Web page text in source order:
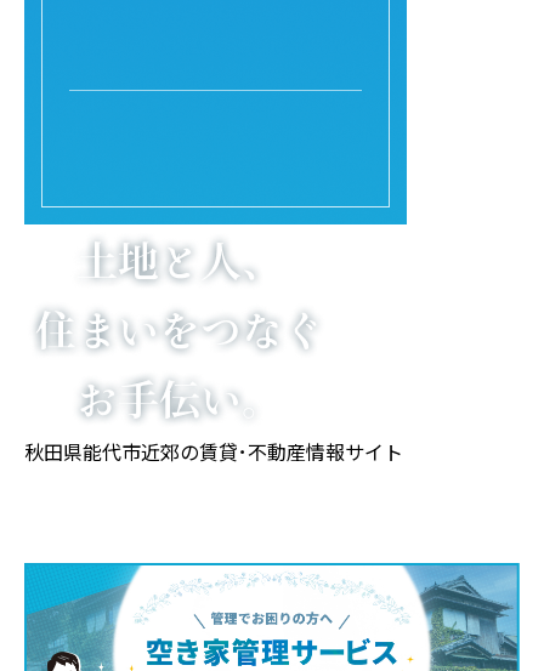
秋田県能代市近郊の賃貸･不動産情報サイト